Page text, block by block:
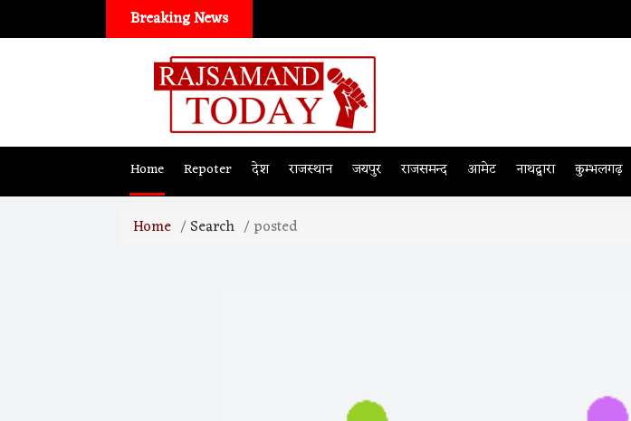
Breaking News
Home Repoter देश राजस्थान जयपुर राजसमन्द आमेट नाथद्वारा कुम्भलगढ़
Home Search posted